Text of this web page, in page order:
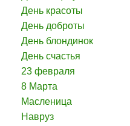
День красоты
День доброты
День блондинок
День счастья
23 февраля
8 Марта
Масленица
Навруз